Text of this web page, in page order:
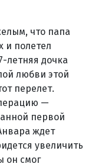
что папа
и полетел
летняя дочка
любви этой
перелет.
—
первой
ждет
увеличить
он смог